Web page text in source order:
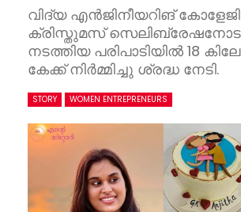
വിദ്യ എൻജിനീയറിങ്
ക്രിസ്തുമസ്
നടത്തിയ പരിപാടിയിൽ 18
കേക്ക് നിർമ്മിച്ചു ശ്രദ്ധ നേടി.
STORY WOMEN ENTREPRENEURS